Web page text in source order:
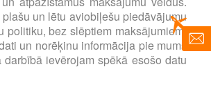
un lētu aviobiļešu piedāvājumu
politiku, bez slēptiem maksājumiem.
un norēķinu informācija pie mums
darbībā ievērojam spēkā esošo datu